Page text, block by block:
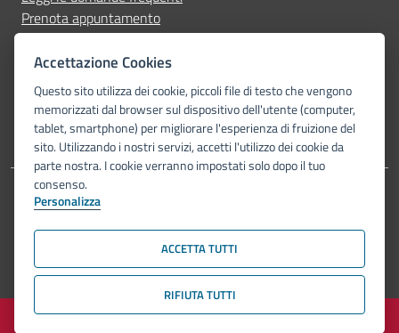
Prenota appuntamento
Segnala disservizio
Seguici su
Dichiarazione di accessibilità
Piano di miglioramento del sito Mappa del sito
© Comune di Bologna 2026. Tutti i diritti riservati.
Accettazione Cookies
Questo sito utilizza dei cookie, piccoli file di testo che vengono
memorizzati dal browser sul dispositivo dell'utente (computer,
tablet, smartphone) per migliorare l'esperienza di fruizione del
sito. Utilizzando i nostri servizi, accetti l'utilizzo dei cookie da
parte nostra. I cookie verranno impostati solo dopo il tuo
consenso.
Personalizza
ACCETTA TUTTI
RIFIUTA TUTTI